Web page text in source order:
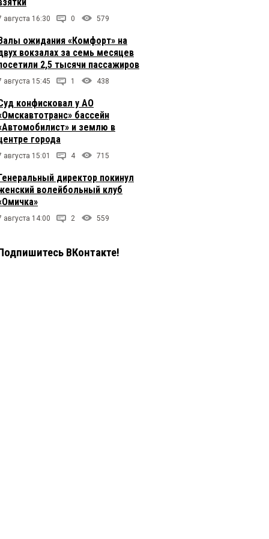
августа 16:30 0 579
ожидания «Комфорт» на
вокзалах за семь месяцев
2,5 тысячи пассажиров
августа 15:45 1 438
конфисковал у АО
бассейн
и землю в
города
августа 15:01 4 715
директор покинул
волейбольный клуб
августа 14:00 2 559
ВКонтакте!